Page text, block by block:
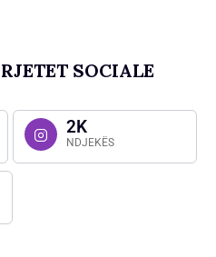
SOCIALE
2K
NDJEKËS